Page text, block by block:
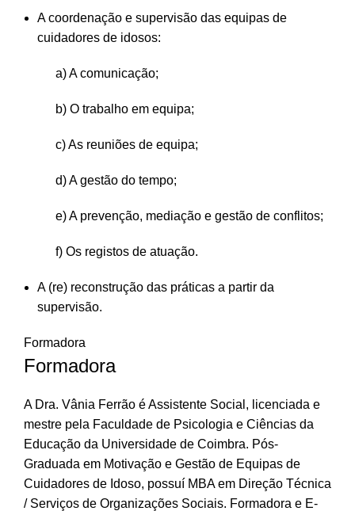
A coordenação e supervisão das equipas de
cuidadores de idosos:
a) A comunicação;
b) O trabalho em equipa;
c) As reuniões de equipa;
d) A gestão do tempo;
e) A prevenção, mediação e gestão de conflitos;
f) Os registos de atuação.
A (re) reconstrução das práticas a partir da
supervisão.
Formadora
Formadora
A Dra. Vânia Ferrão é Assistente Social, licenciada e
mestre pela Faculdade de Psicologia e Ciências da
Educação da Universidade de Coimbra. Pós-
Graduada em Motivação e Gestão de Equipas de
Cuidadores de Idoso, possuí MBA em Direção Técnica
/ Serviços de Organizações Sociais. Formadora e E-